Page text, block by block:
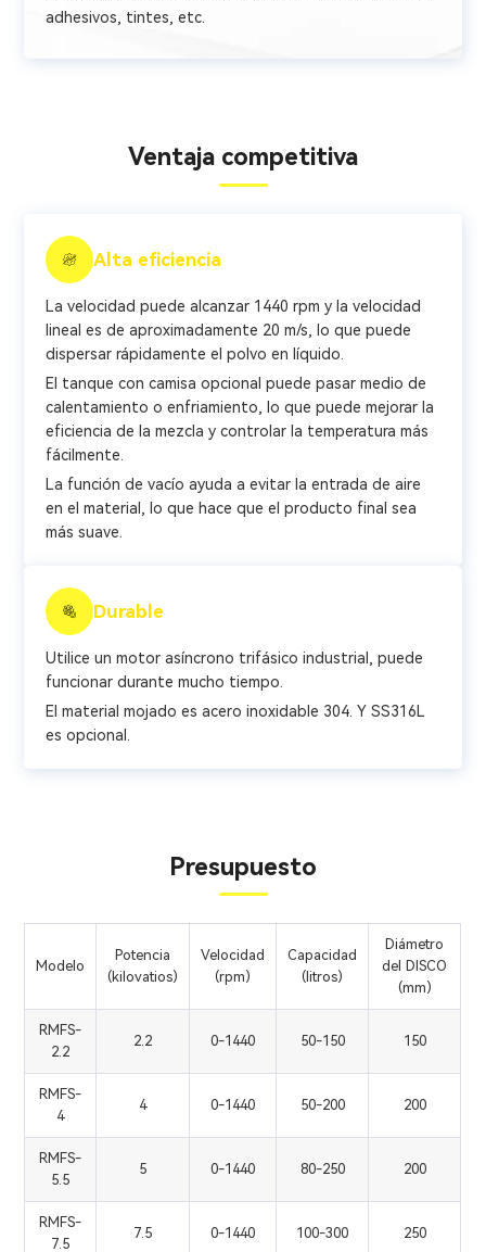
adhesivos, tintes, etc.
Ventaja competitiva
Alta eficiencia
La velocidad puede alcanzar 1440 rpm y la velocidad
lineal es de aproximadamente 20 m/s, lo que puede
dispersar rápidamente el polvo en líquido.
El tanque con camisa opcional puede pasar medio de
calentamiento o enfriamiento, lo que puede mejorar la
eficiencia de la mezcla y controlar la temperatura más
fácilmente.
La función de vacío ayuda a evitar la entrada de aire
en el material, lo que hace que el producto final sea
más suave.
Durable
Utilice un motor asíncrono trifásico industrial, puede
funcionar durante mucho tiempo.
El material mojado es acero inoxidable 304. Y SS316L
es opcional.
Presupuesto
Modelo
Potencia
(kilovatios)
Velocidad
(rpm)
Capacidad
(litros)
Diámetro
del DISCO
(mm)
RMFS-
2.2
2.2 0-1440 50-150 150
RMFS-
4
4 0-1440 50-200 200
RMFS-
5.5
5 0-1440 80-250 200
RMFS-
7.5
7.5 0-1440 100-300 250